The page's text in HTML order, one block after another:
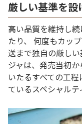
厳しい基準を
高い品質を維持し
たり、 何度もカッ
送まで独自の厳し
ジャは、発売当初
いたるすべての工
ているスペシャルテ